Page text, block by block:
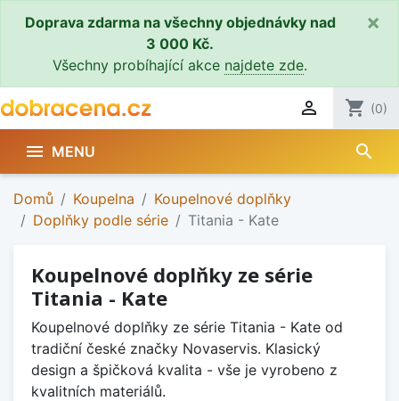
Doprava zdarma na všechny objednávky nad
3 000 Kč.
Všechny probíhající akce najdete zde.
×
 shopping_cart (0)
 MENU search
Domů Koupelna
Koupelnové doplňky
Doplňky podle série
Titania - Kate
Koupelnové doplňky ze série
Titania - Kate
Koupelnové doplňky ze série Titania - Kate od
tradiční české značky Novaservis. Klasický
design a špičková kvalita - vše je vyrobeno z
kvalitních materiálů.